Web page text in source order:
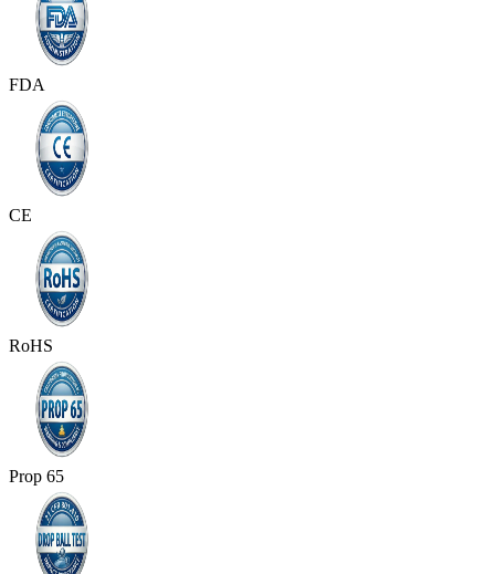
FDA
CE
RoHS
Prop 65